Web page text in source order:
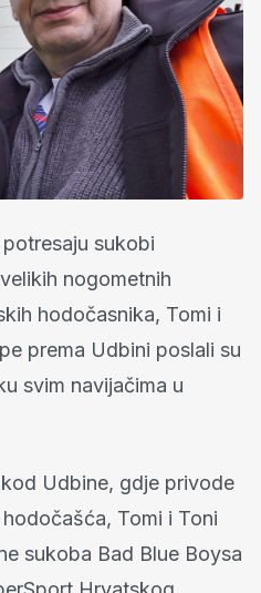
sukobi
nogometnih
hodočasnika, Tomi i
prema Udbini poslali su
svim navijačima u
Udbine, gdje privode
Tomi i Toni
sukoba Bad Blue Boysa